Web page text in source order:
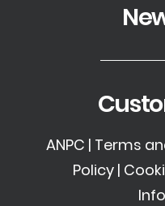
ANPC | Terms
Policy|